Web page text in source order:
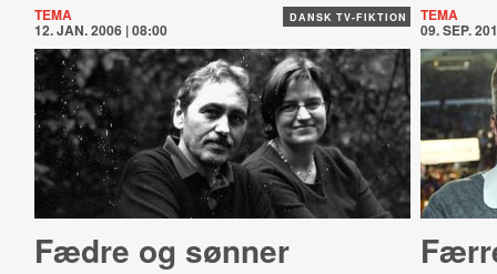
DANSK TV-FIKTION
TEMA
12. JAN. 2006 | 08:00
Fædre og sønner
TEMA
09. SEP.